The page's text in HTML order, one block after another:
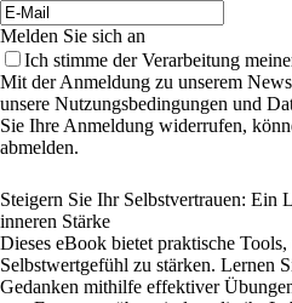
Melden Sie sich an
Ich stimme der Verarbeitung
Mit der Anmeldung zu unserem
unsere Nutzungsbedingungen und
Sie Ihre Anmeldung widerrufen,
abmelden.
Steigern Sie Ihr Selbstvertrauen: Ein
inneren Stärke
Dieses eBook bietet praktische
Selbstwertgefühl zu stärken. Lernen
Gedanken mithilfe effektiver